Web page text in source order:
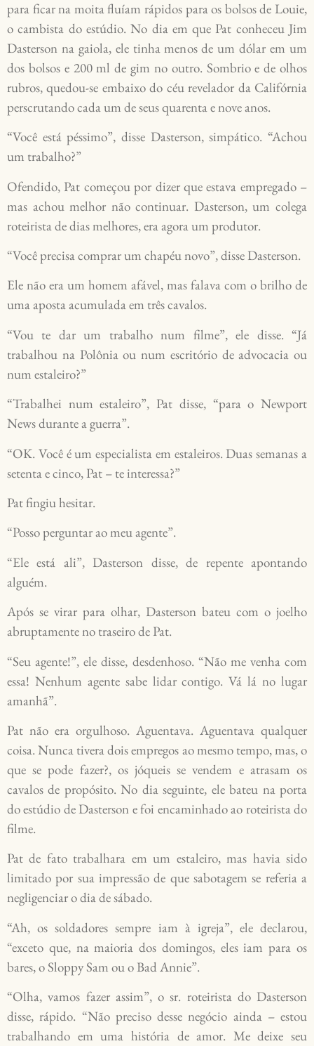
para ficar na moita fluíam rápidos para os bolsos de Louie,
o cambista do estúdio. No dia em que Pat conheceu Jim
Dasterson na gaiola, ele tinha menos de um dólar em um
dos bolsos e 200 ml de gim no outro. Sombrio e de olhos
rubros, quedou-se embaixo do céu revelador da Califórnia
perscrutando cada um de seus quarenta e nove anos.
“Você está péssimo”, disse Dasterson, simpático. “Achou
um trabalho?”
Ofendido, Pat começou por dizer que estava empregado –
mas achou melhor não continuar. Dasterson, um colega
roteirista de dias melhores, era agora um produtor.
“Você precisa comprar um chapéu novo”, disse Dasterson.
Ele não era um homem afável, mas falava com o brilho de
uma aposta acumulada em três cavalos.
“Vou te dar um trabalho num filme”, ele disse. “Já
trabalhou na Polônia ou num escritório de advocacia ou
num estaleiro?”
“Trabalhei num estaleiro”, Pat disse, “para o Newport
News durante a guerra”.
“OK. Você é um especialista em estaleiros. Duas semanas a
setenta e cinco, Pat – te interessa?”
Pat fingiu hesitar.
“Posso perguntar ao meu agente”.
“Ele está ali”, Dasterson disse, de repente apontando
alguém.
Após se virar para olhar, Dasterson bateu com o joelho
abruptamente no traseiro de Pat.
“Seu agente!”, ele disse, desdenhoso. “Não me venha com
essa! Nenhum agente sabe lidar contigo. Vá lá no lugar
amanhã”.
Pat não era orgulhoso. Aguentava. Aguentava qualquer
coisa. Nunca tivera dois empregos ao mesmo tempo, mas, o
que se pode fazer?, os jóqueis se vendem e atrasam os
cavalos de propósito. No dia seguinte, ele bateu na porta
do estúdio de Dasterson e foi encaminhado ao roteirista do
filme.
Pat de fato trabalhara em um estaleiro, mas havia sido
limitado por sua impressão de que sabotagem se referia a
negligenciar o dia de sábado.
“Ah, os soldadores sempre iam à igreja”, ele declarou,
“exceto que, na maioria dos domingos, eles iam para os
bares, o Sloppy Sam ou o Bad Annie”.
“Olha, vamos fazer assim”, o sr. roteirista do Dasterson
disse, rápido. “Não preciso desse negócio ainda – estou
trabalhando em uma história de amor. Me deixe seu